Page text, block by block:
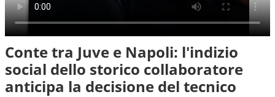
Conte tra Juve e Napoli: l'indizio
social dello storico collaboratore
anticipa la decisione del tecnico